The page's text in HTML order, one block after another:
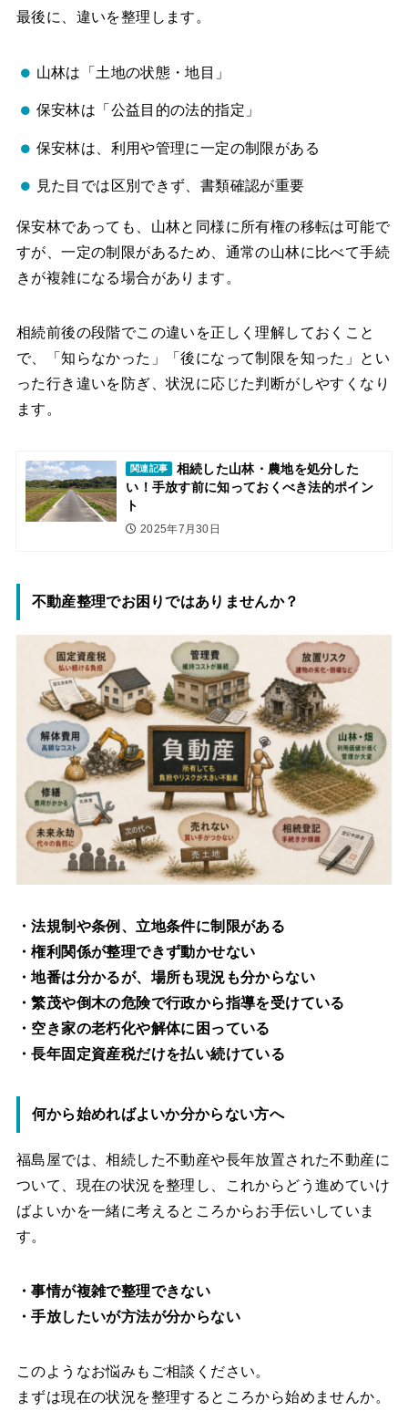
最後に、違いを整理します。
山林は「土地の状態・地目」
保安林は「公益目的の法的指定」
保安林は、利用や管理に一定の制限がある
見た目では区別できず、書類確認が重要
保安林であっても、山林と同様に所有権の移転は可能で
すが、一定の制限があるため、通常の山林に比べて手続
きが複雑になる場合があります。
相続前後の段階でこの違いを正しく理解しておくこと
で、「知らなかった」「後になって制限を知った」とい
った行き違いを防ぎ、状況に応じた判断がしやすくなり
ます。
関連記事
相続した山林・農地を処分した
い！手放す前に知っておくべき法的ポイン
ト
2025年7月30日
不動産整理でお困りではありませんか？
・法規制や条例、立地条件に制限がある
・権利関係が整理できず動かせない
・地番は分かるが、場所も現況も分からない
・繁茂や倒木の危険で行政から指導を受けている
・空き家の老朽化や解体に困っている
・長年固定資産税だけを払い続けている
何から始めればよいか分からない方へ
福島屋では、相続した不動産や長年放置された不動産に
ついて、現在の状況を整理し、これからどう進めていけ
ばよいかを一緒に考えるところからお手伝いしていま
す。
・事情が複雑で整理できない
・手放したいが方法が分からない
このようなお悩みもご相談ください。
まずは現在の状況を整理するところから始めませんか。